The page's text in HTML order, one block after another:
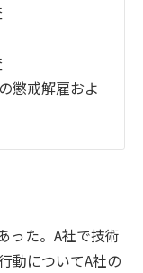
懲戒解雇およ
った。A社で技術
動についてA社の